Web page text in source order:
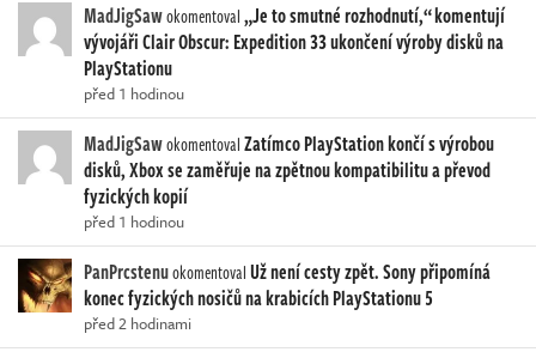
MadJigSawokomentoval„Je to smutné rozhodnutí,“ komentují
vývojáři Clair Obscur: Expedition 33 ukončení výroby disků na
PlayStationu
před 1 hodinou
MadJigSawokomentovalZatímco PlayStation končí s výrobou
disků, Xbox se zaměřuje na zpětnou kompatibilitu a převod
fyzických kopií
před 1 hodinou
PanPrcstenuokomentovalUž není cesty zpět. Sony připomíná
konec fyzických nosičů na krabicích PlayStationu 5
před 2 hodinami